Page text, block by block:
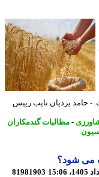
یزدیان نایب رییس
- مطالبات گندمکاران
شود؟
81981903